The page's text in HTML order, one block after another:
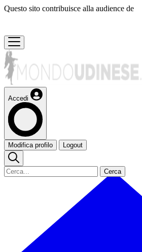
Questo sito contribuisce alla audience de
Accedi
Modifica profilo Logout
Cerca